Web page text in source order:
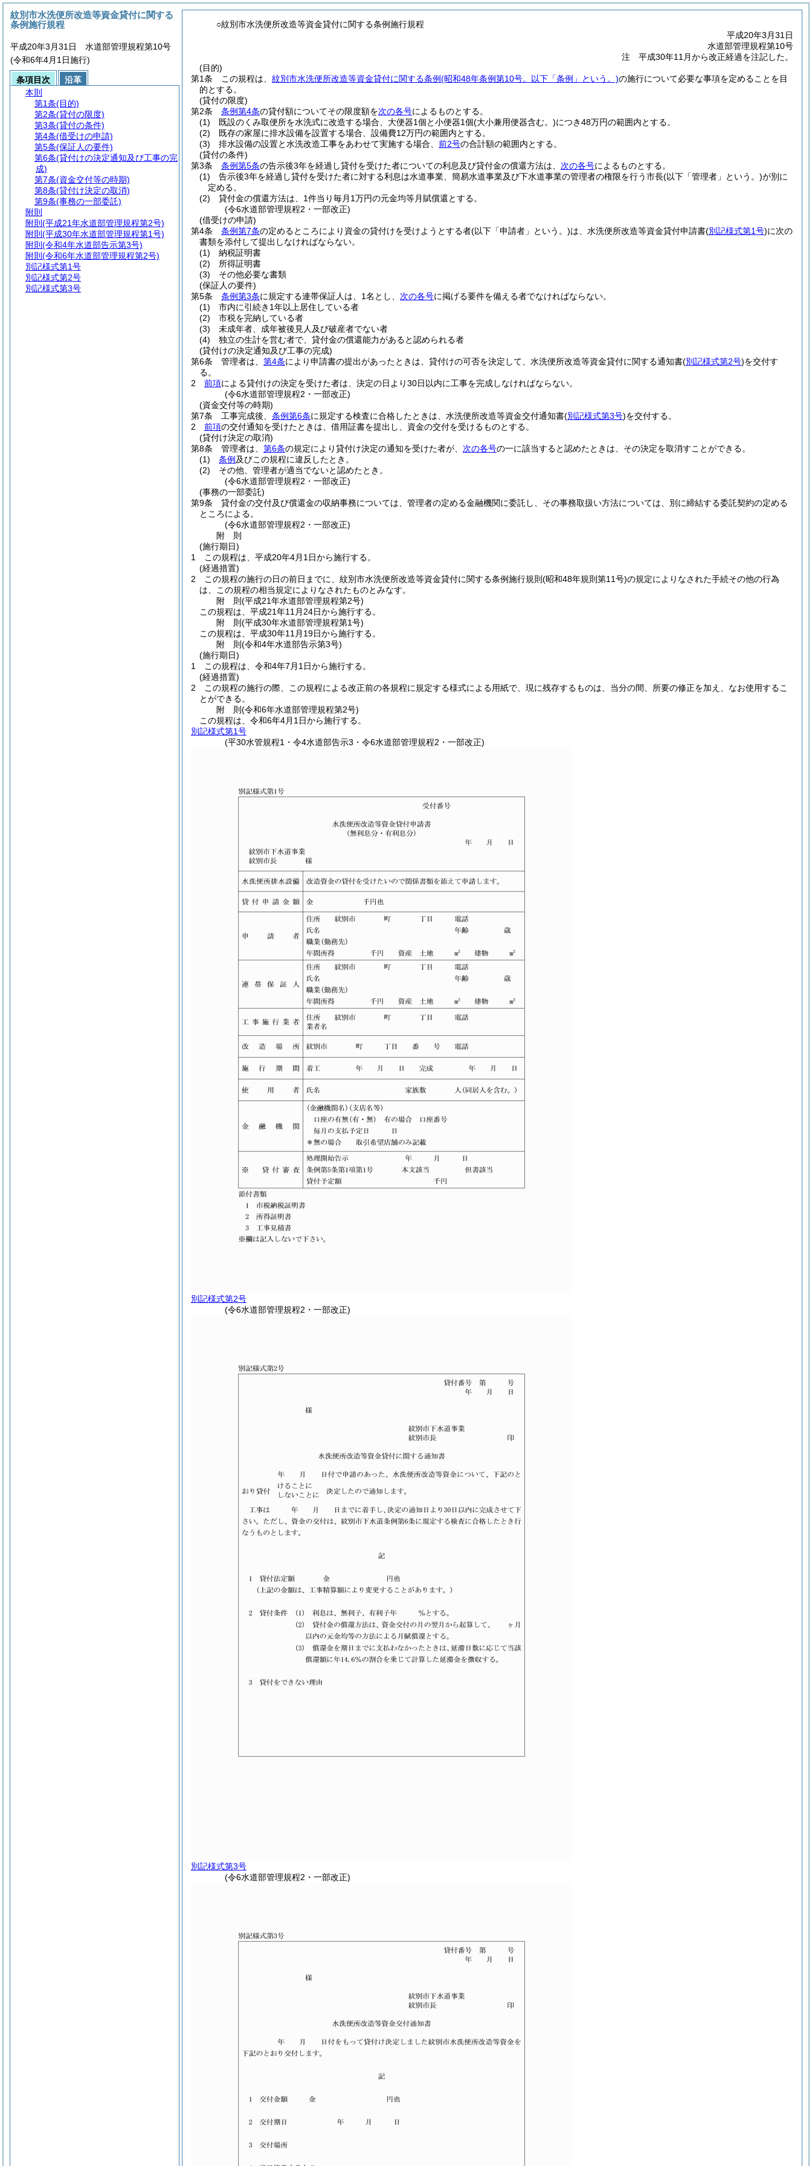
○紋別市水洗便所改造等資金貸付に関する条例施行規程
平成20年3月31日
水道部管理規程第10号
注 平成30年11月から改正経過を注記した。
(目的)
第1条
この規程は、 紋別市水洗便所改造等資金貸付に関する条例(昭和48年条例第10号。以下「条例」という。)の施行について必要な事項を定めることを目
的とする。
(貸付の限度)
第2条
条例第4条の貸付額についてその限度額を次の各号によるものとする。
(1)
既設のくみ取便所を水洗式に改造する場合、大便器1個と小便器1個(大小兼用便器含む。)につき48万円の範囲内とする。
(2)
既存の家屋に排水設備を設置する場合、設備費12万円の範囲内とする。
(3)
排水設備の設置と水洗改造工事をあわせて実施する場合、 前2号の合計額の範囲内とする。
(貸付の条件)
第3条
条例第5条の告示後3年を経過し貸付を受けた者についての利息及び貸付金の償還方法は、 次の各号によるものとする。
(1)
告示後3年を経過し貸付を受けた者に対する利息は水道事業、簡易水道事業及び下水道事業の管理者の権限を行う市長(以下「管理者」という。)が別に
定める。
(2)
貸付金の償還方法は、1件当り毎月1万円の元金均等月賦償還とする。
(令6水道部管理規程2・一部改正)
(借受けの申請)
第4条
条例第7条の定めるところにより資金の貸付けを受けようとする者(以下「申請者」という。)は、水洗便所改造等資金貸付申請書(別記様式第1号)に次の
書類を添付して提出しなければならない。
(1)
納税証明書
(2)
所得証明書
(3)
その他必要な書類
(保証人の要件)
第5条
条例第3条に規定する連帯保証人は、1名とし、 次の各号に掲げる要件を備える者でなければならない。
(1)
市内に引続き1年以上居住している者
(2)
市税を完納している者
(3)
未成年者、成年被後見人及び破産者でない者
(4)
独立の生計を営む者で、貸付金の償還能力があると認められる者
(貸付けの決定通知及び工事の完成)
第6条
管理者は、 第4条により申請書の提出があったときは、貸付けの可否を決定して、水洗便所改造等資金貸付に関する通知書(別記様式第2号)を交付す
る。
2
前項による貸付けの決定を受けた者は、決定の日より30日以内に工事を完成しなければならない。
(令6水道部管理規程2・一部改正)
(資金交付等の時期)
第7条
工事完成後、 条例第6条に規定する検査に合格したときは、水洗便所改造等資金交付通知書(別記様式第3号)を交付する。
2
前項の交付通知を受けたときは、借用証書を提出し、資金の交付を受けるものとする。
(貸付け決定の取消)
第8条
管理者は、 第6条の規定により貸付け決定の通知を受けた者が、 次の各号の一に該当すると認めたときは、その決定を取消すことができる。
(1)
条例 及びこの規程に違反したとき。
(2)
その他、管理者が適当でないと認めたとき。
(令6水道部管理規程2・一部改正)
(事務の一部委託)
第9条
貸付金の交付及び償還金の収納事務については、管理者の定める金融機関に委託し、その事務取扱い方法については、別に締結する委託契約の定める
ところによる。
(令6水道部管理規程2・一部改正)
附 則
(施行期日)
1
この規程は、平成20年4月1日から施行する。
(経過措置)
2
この規程の施行の日の前日までに、紋別市水洗便所改造等資金貸付に関する条例施行規則 (昭和48年規則第11号)の規定によりなされた手続その他の行為
は、この規程の相当規定によりなされたものとみなす。
附 則(平成21年水道部管理規程第2号)
この規程は、平成21年11月24日から施行する。
附 則(平成30年水道部管理規程第1号)
この規程は、平成30年11月19日から施行する。
附 則(令和4年水道部告示第3号)
(施行期日)
1
この規程は、令和4年7月1日から施行する。
(経過措置)
2
この規程の施行の際、この規程による改正前の各規程に規定する様式による用紙で、現に残存するものは、当分の間、所要の修正を加え、なお使用するこ
とができる。
附 則(令和6年水道部管理規程第2号)
この規程は、令和6年4月1日から施行する。
別記様式第1号
(平30水管規程1・令4水道部告示3・令6水道部管理規程2・一部改正)
別記様式第2号
(令6水道部管理規程2・一部改正)
別記様式第3号
(令6水道部管理規程2・一部改正)
紋別市水洗便所改造等資金貸付に関する
条例施行規程
平成20年3月31日 水道部管理規程第10号
(令和6年4月1日施行)
条項目次
沿革
本則
第1条(目的)
第2条(貸付の限度)
第3条(貸付の条件)
第4条(借受けの申請)
第5条(保証人の要件)
第6条(貸付けの決定通知及び工事の完
成)
第7条(資金交付等の時期)
第8条(貸付け決定の取消)
第9条(事務の一部委託)
附則
附則 (平成21年水道部管理規程第2号)
附則 (平成30年水道部管理規程第1号)
附則 (令和4年水道部告示第3号)
附則 (令和6年水道部管理規程第2号)
別記様式第1号
別記様式第2号
別記様式第3号